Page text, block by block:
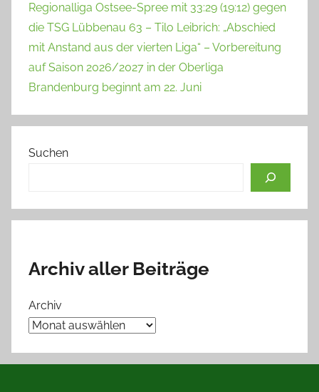
Regionalliga Ostsee-Spree mit 33:29 (19:12) gegen
die TSG Lübbenau 63 – Tilo Leibrich: „Abschied
mit Anstand aus der vierten Liga“ – Vorbereitung
auf Saison 2026/2027 in der Oberliga
Brandenburg beginnt am 22. Juni
Suchen
Archiv aller Beiträge
Archiv